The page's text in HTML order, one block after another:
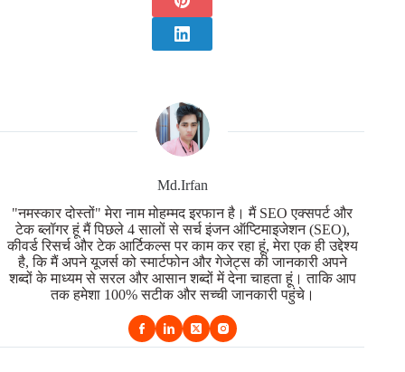
Md.Irfan
"नमस्कार दोस्तों" मेरा नाम मोहम्मद इरफान है। मैं SEO एक्सपर्ट और
टेक ब्लॉगर हूं मैं पिछले 4 सालों से सर्च इंजन ऑप्टिमाइजेशन (SEO),
कीवर्ड रिसर्च और टेक आर्टिकल्स पर काम कर रहा हूं, मेरा एक ही उद्देश्य
है, कि मैं अपने यूजर्स को स्मार्टफोन और गेजेट्स की जानकारी अपने
शब्दों के माध्यम से सरल और आसान शब्दों में देना चाहता हूं। ताकि आप
तक हमेशा 100% सटीक और सच्ची जानकारी पहुंचे।